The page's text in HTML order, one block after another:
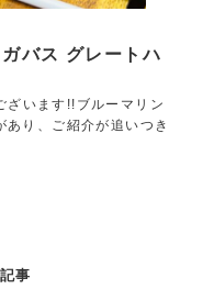
バス グレートハ
ざいます!!ブルーマリン
り、ご紹介が追いつき
事